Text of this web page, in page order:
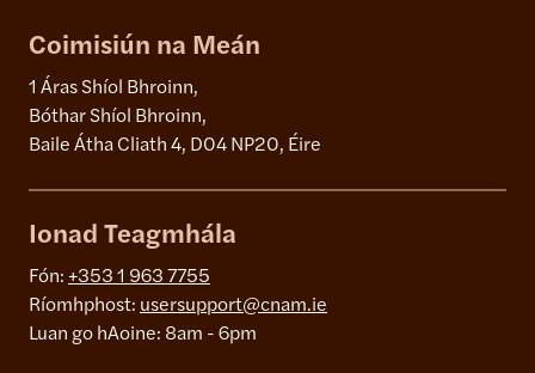
Coimisiún na Meán
1 Áras Shíol Bhroinn,
Bóthar Shíol Bhroinn,
Baile Átha Cliath 4, D04 NP20, Éire
Ionad Teagmhála
Fón: +353 1 963 7755
Ríomhphost: usersupport@cnam.ie
Luan go hAoine: 8am - 6pm